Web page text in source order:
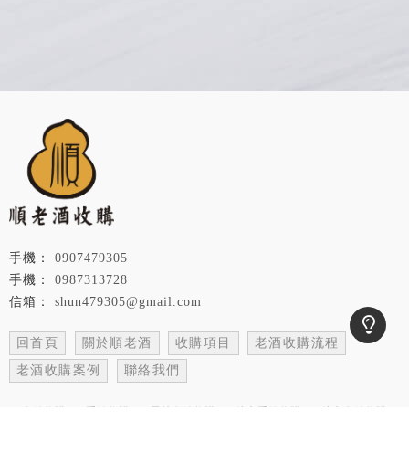
0987313728
0907479305
shun479305@gmail.com
回首頁 關於順老酒 收購項目
老酒收購流程
老酒收購案例
聯絡我們
名錶收購 手錶收購 雲林名錶收購 斗六手錶收購 斗六名錶收購